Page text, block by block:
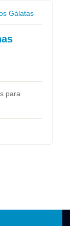
Gálatas
para